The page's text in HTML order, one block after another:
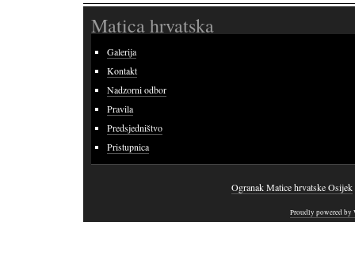
Matica hrvatska
Galerija
Kontakt
Nadzorni odbor
Pravila
Predsjedništvo
Pristupnica
Ogranak Matice hrvatske Osijek
Proudly powered by